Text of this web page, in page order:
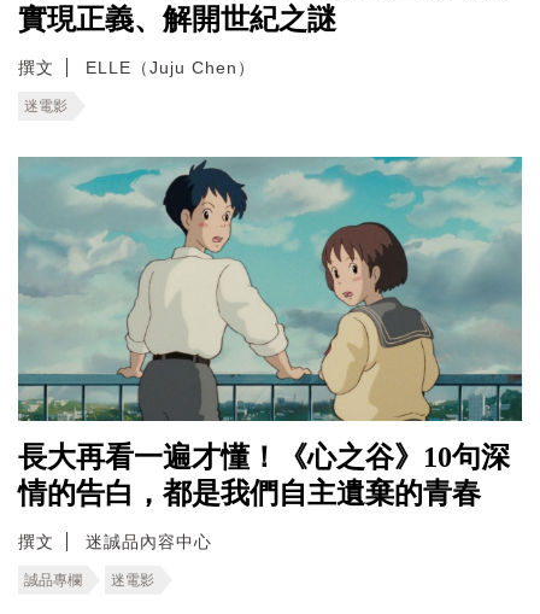
實現正義、解開世紀之謎
撰文 ELLE（Juju Chen）
迷電影
長大再看一遍才懂！《心之谷》10句深
情的告白，都是我們自主遺棄的青春
撰文 迷誠品內容中心
誠品專欄 迷電影